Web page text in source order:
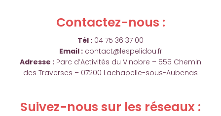
Contactez-nous :
Tél : 04 75 36 37 00
Email : contact@lespelidou.fr
Adresse : Parc d’Activités du Vinobre – 555 Chemin
des Traverses – 07200 Lachapelle-sous-Aubenas
Suivez-nous sur les réseaux :